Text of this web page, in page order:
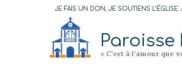
content
JE FAIS UN DON, JE SOUTIENS L’ÉGLISE
« C’est à l’amour